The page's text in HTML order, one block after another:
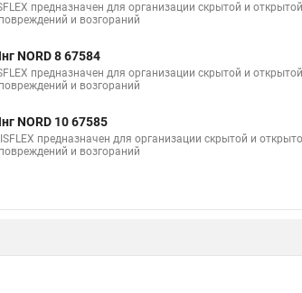
предназначен для организации скрытой и
и возгораний
NORD 8 67584
предназначен для организации скрытой и
и возгораний
NORD 10 67585
предназначен для организации скрытой и
и возгораний